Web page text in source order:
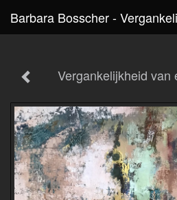
Vergankelijkheid van